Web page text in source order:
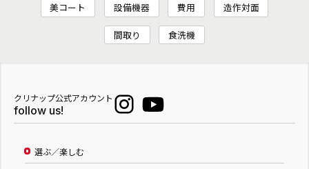
美コート 設備機器 費用 造作対面
間取り 食洗機
クリナップ公式アカウント
follow us!
選ぶ／楽しむ